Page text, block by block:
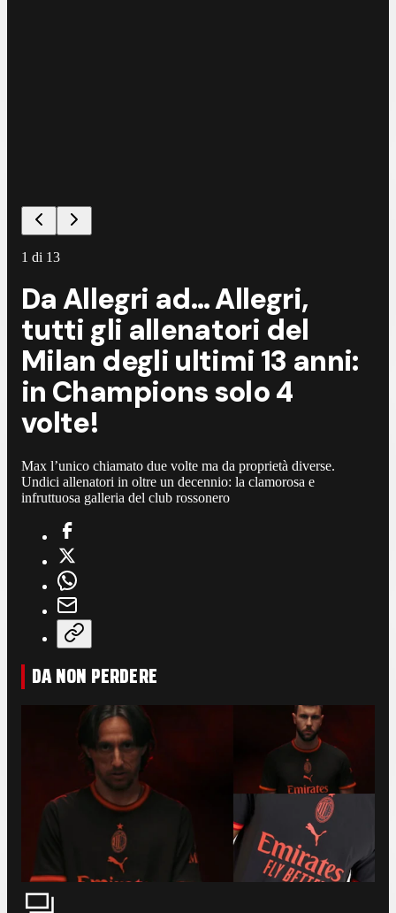
1 di 13
Da Allegri ad… Allegri,
tutti gli allenatori del
Milan degli ultimi 13 anni:
in Champions solo 4
volte!
Max l’unico chiamato due volte ma da proprietà diverse.
Undici allenatori in oltre un decennio: la clamorosa e
infruttuosa galleria del club rossonero
DA NON PERDERE